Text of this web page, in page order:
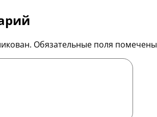
Обязательные поля помечены